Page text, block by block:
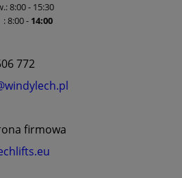
8:00 - 15:30
- 14:00
772
firmowa